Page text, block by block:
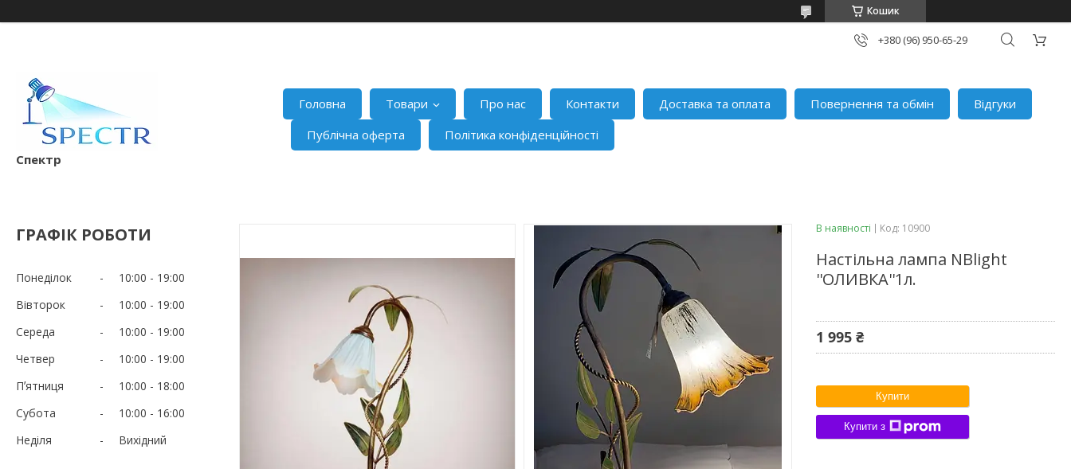
Кошик
+380 (96) 950-65-29
Спектр
Головна Товари Про нас Контакти Доставка та оплата Повернення та обмін
Відгуки
Публічна оферта
Політика конфіденційності
ГРАФІК РОБОТИ
Понеділок 10:00
19:00
Вівторок
10:00
19:00
Середа
10:00
19:00
Четвер
10:00
19:00
Пʼятниця
10:00
18:00
Субота
10:00
16:00
Неділя
Вихідний
В наявності Код: 10900
Настільна лампа NBlight
''ОЛИВКА''1л.
1 995 ₴
Купити
Купити з